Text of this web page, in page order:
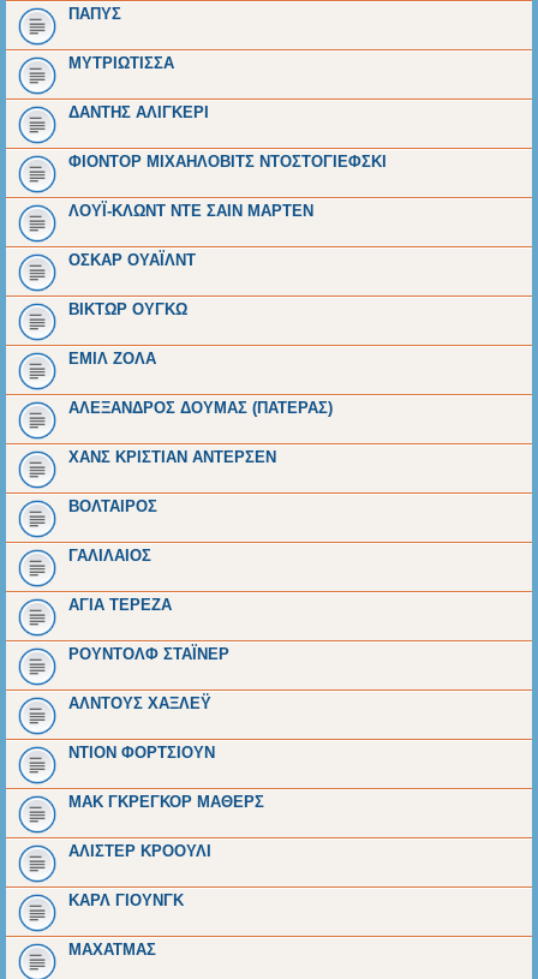
ΠΑΠΥΣ
ΜΥΤΡΙΩΤΙΣΣΑ
ΔΑΝΤΗΣ ΑΛΙΓΚΕΡΙ
ΦΙΟΝΤΟΡ ΜΙΧΑΗΛΟΒΙΤΣ ΝΤΟΣΤΟΓΙΕΦΣΚΙ
ΛΟΥΪ-ΚΛΩΝΤ ΝΤΕ ΣΑΙΝ ΜΑΡΤΕΝ
ΟΣΚΑΡ ΟΥΑΪΛΝΤ
ΒΙΚΤΩΡ ΟΥΓΚΩ
ΕΜΙΛ ΖΟΛΑ
ΑΛΕΞΑΝΔΡΟΣ ΔΟΥΜΑΣ (ΠΑΤΕΡΑΣ)
ΧΑΝΣ ΚΡΙΣΤΙΑΝ ΑΝΤΕΡΣΕΝ
ΒΟΛΤΑΙΡΟΣ
ΓΑΛΙΛΑΙΟΣ
ΑΓΙΑ ΤΕΡΕΖΑ
ΡΟΥΝΤΟΛΦ ΣΤΑΪΝΕΡ
ΑΛΝΤΟΥΣ ΧΑΞΛΕΫ
ΝΤΙΟΝ ΦΟΡΤΣΙΟΥΝ
ΜΑΚ ΓΚΡΕΓΚΟΡ ΜΑΘΕΡΣ
ΑΛΙΣΤΕΡ ΚΡΟΟΥΛΙ
ΚΑΡΛ ΓΙΟΥΝΓΚ
ΜΑΧΑΤΜΑΣ